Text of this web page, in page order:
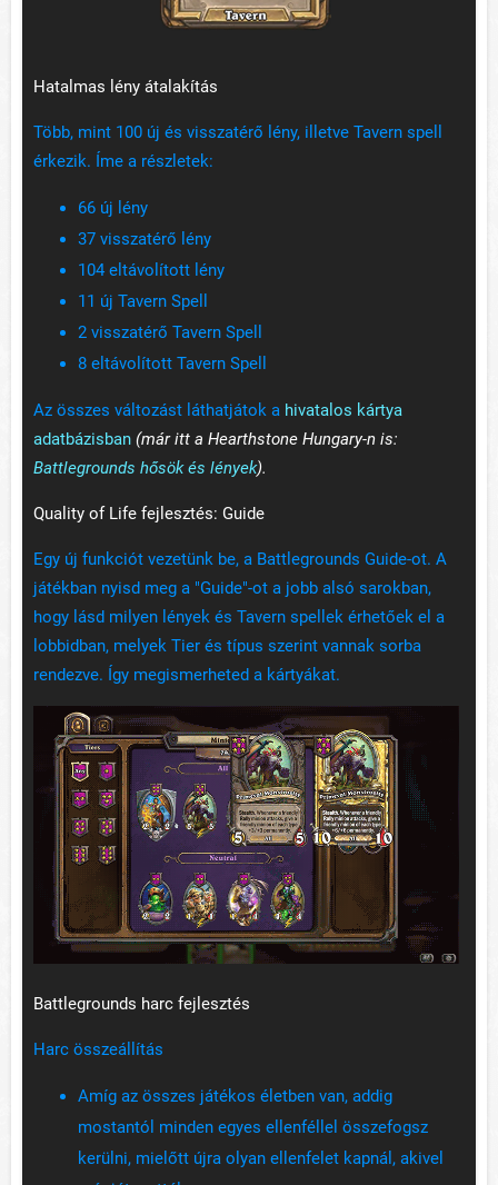
Hatalmas lény átalakítás
Több, mint 100 új és visszatérő lény, illetve Tavern spell
érkezik. Íme a részletek:
66 új lény
37 visszatérő lény
104 eltávolított lény
11 új Tavern Spell
2 visszatérő Tavern Spell
8 eltávolított Tavern Spell
Az összes változást láthatjátok a hivatalos kártya
adatbázisban (már itt a Hearthstone Hungary-n is:
Battlegrounds hősök és lények).
Quality of Life fejlesztés: Guide
Egy új funkciót vezetünk be, a Battlegrounds Guide-ot. A
játékban nyisd meg a "Guide"-ot a jobb alsó sarokban,
hogy lásd milyen lények és Tavern spellek érhetőek el a
lobbidban, melyek Tier és típus szerint vannak sorba
rendezve. Így megismerheted a kártyákat.
Battlegrounds harc fejlesztés
Harc összeállítás
Amíg az összes játékos életben van, addig
mostantól minden egyes ellenféllel összefogsz
kerülni, mielőtt újra olyan ellenfelet kapnál, akivel